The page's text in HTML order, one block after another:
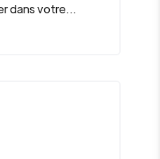
dans votre...